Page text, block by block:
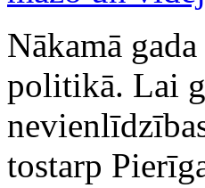
Nākamā
politikā. Lai
tostarp